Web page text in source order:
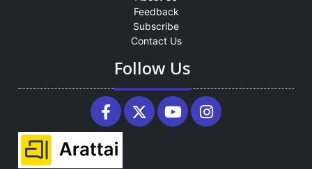
Feedback
Subscribe
Contact Us
Follow Us